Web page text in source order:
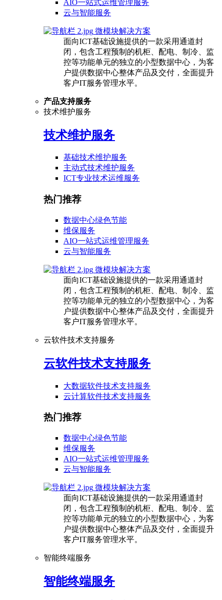
AIO一站式运维管理服务
云与智能服务
微模块解决方案
面向ICT基础设施提供的一款采用通道封
闭，包含工程预制的机柜、配电、制冷、监
控等功能单元的独立的小型数据中心，为客
户提供数据中心整体产品及交付，全面提升
客户IT服务管理水平。
产品支持服务
技术维护服务
技术维护服务
基础技术维护服务
主动式技术维护服务
ICT专业技术运维服务
热门推荐
数据中心绿色节能
维保服务
AIO一站式运维管理服务
云与智能服务
微模块解决方案
面向ICT基础设施提供的一款采用通道封
闭，包含工程预制的机柜、配电、制冷、监
控等功能单元的独立的小型数据中心，为客
户提供数据中心整体产品及交付，全面提升
客户IT服务管理水平。
云软件技术支持服务
云软件技术支持服务
大数据软件技术支持服务
云计算软件技术支持服务
热门推荐
数据中心绿色节能
维保服务
AIO一站式运维管理服务
云与智能服务
微模块解决方案
面向ICT基础设施提供的一款采用通道封
闭，包含工程预制的机柜、配电、制冷、监
控等功能单元的独立的小型数据中心，为客
户提供数据中心整体产品及交付，全面提升
客户IT服务管理水平。
智能终端服务
智能终端服务